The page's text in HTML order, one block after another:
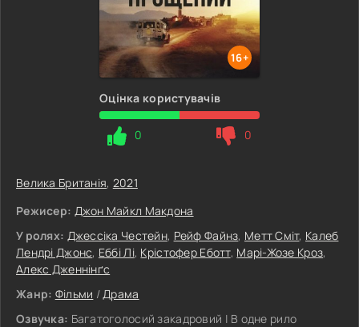
16+
Оцінка користувачів
0 0
Велика Британія, 2021
Режисер: Джон Майкл Макдона
У ролях: Джессіка Честейн, Рейф Файнз, Метт Сміт, Калеб
Лендрі Джонс, Еббі Лі, Крістофер Еботт, Марі-Жозе Кроз,
Алекс Дженнінґс
Жанр: Фільми /Драма
Озвучка: Багатоголосий закадровий | В одне рило